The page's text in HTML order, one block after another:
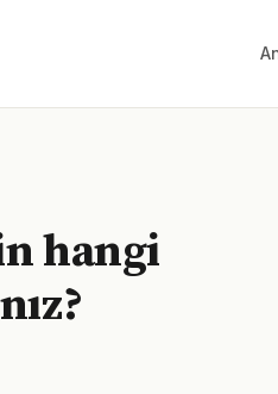
hangi